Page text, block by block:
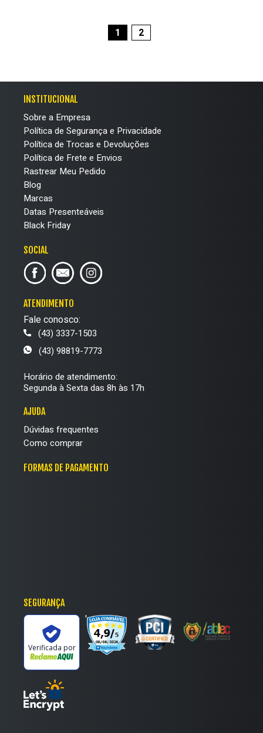
1 2
INSTITUCIONAL
Sobre a Empresa
Política de Segurança e Privacidade
Política de Trocas e Devoluções
Política de Frete e Envios
Rastrear Meu Pedido
Blog
Marcas
Datas Presenteáveis
Black Friday
SOCIAL
ATENDIMENTO
Fale conosco:
(43) 3337-1503
(43) 98819-7773
Horário de atendimento:
Segunda à Sexta das 8h às 17h
AJUDA
Dúvidas frequentes
Como comprar
FORMAS DE PAGAMENTO
SEGURANÇA
Verificada por
'